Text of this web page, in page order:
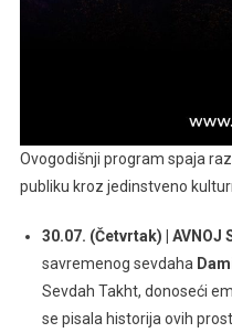
Ovogodišnji program spaja
publiku kroz jedinstveno
30.07. (Četvrtak) | AVNOJ
savremenog sevdaha
Sevdah Takht, donoseći
se pisala historija ovih